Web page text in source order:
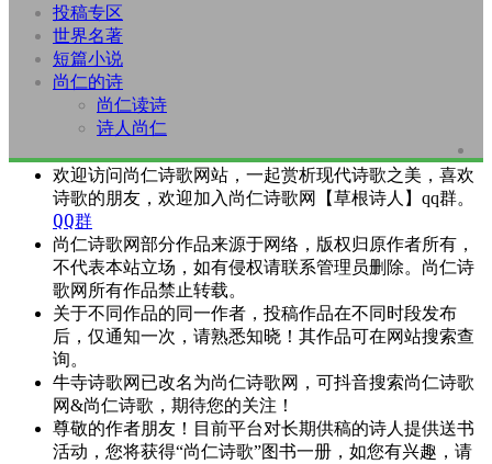
投稿专区
世界名著
短篇小说
尚仁的诗
尚仁读诗
诗人尚仁
欢迎访问尚仁诗歌网站，一起赏析现代诗歌之美，喜欢
诗歌的朋友，欢迎加入尚仁诗歌网【草根诗人】qq群。
QQ群
尚仁诗歌网部分作品来源于网络，版权归原作者所有，
不代表本站立场，如有侵权请联系管理员删除。尚仁诗
歌网所有作品禁止转载。
关于不同作品的同一作者，投稿作品在不同时段发布
后，仅通知一次，请熟悉知晓！其作品可在网站搜索查
询。
牛寺诗歌网已改名为尚仁诗歌网，可抖音搜索尚仁诗歌
网&尚仁诗歌，期待您的关注！
尊敬的作者朋友！目前平台对长期供稿的诗人提供送书
活动，您将获得“尚仁诗歌”图书一册，如您有兴趣，请